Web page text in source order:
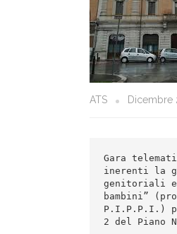
ATS Dicembre
Gara
inerenti la
genitoriali e
bambini”
P.I.P.P.I.)
2 del Piano